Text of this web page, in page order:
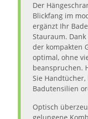
Der
Blickfang im
ergänzt Ihr
Stauraum.
der kompakten
optimal, ohne
beanspruchen.
Sie
Badutensilien
Optisch